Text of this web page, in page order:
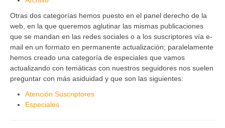
Otras dos categorías hemos puesto en el panel derecho de la
web, en la que queremos aglutinar las mismas publicaciones
que se mandan en las redes sociales o a los suscriptores vía e-
mail en un formato en permanente actualización; paralelamente
hemos creado una categoría de especiales que vamos
actualizando con temáticas con nuestros seguidores nos suelen
preguntar con más asiduidad y que son las siguientes:
Atención Suscriptores
Especiales